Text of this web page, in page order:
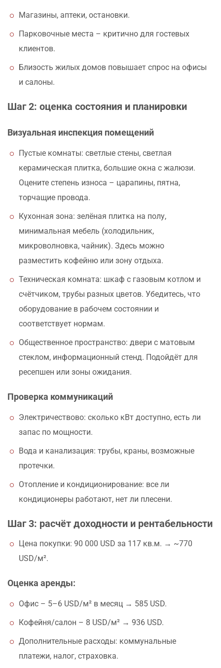
Магазины, аптеки, остановки.
Парковочные места – критично для гостевых
клиентов.
Близость жилых домов повышает спрос на офисы
и салоны.
Шаг 2: оценка состояния и планировки
Визуальная инспекция помещений
Пустые комнаты: светлые стены, светлая
керамическая плитка, большие окна с жалюзи.
Оцените степень износа – царапины, пятна,
торчащие провода.
Кухонная зона: зелёная плитка на полу,
минимальная мебель (холодильник,
микроволновка, чайник). Здесь можно
разместить кофейню или зону отдыха.
Техническая комната: шкаф с газовым котлом и
счётчиком, трубы разных цветов. Убедитесь, что
оборудование в рабочем состоянии и
соответствует нормам.
Общественное пространство: двери с матовым
стеклом, информационный стенд. Подойдёт для
ресепшен или зоны ожидания.
Проверка коммуникаций
Электричествово: сколько кВт доступно, есть ли
запас по мощности.
Вода и канализация: трубы, краны, возможные
протечки.
Отопление и кондиционирование: все ли
кондиционеры работают, нет ли плесени.
Шаг 3: расчёт доходности и рентабельности
Цена покупки: 90 000 USD за 117 кв.м. → ~770
USD/м².
Оценка аренды:
Офис – 5–6 USD/м² в месяц → 585 USD.
Кофейня/салон – 8 USD/м² → 936 USD.
Дополнительные расходы: коммунальные
платежи, налог, страховка.